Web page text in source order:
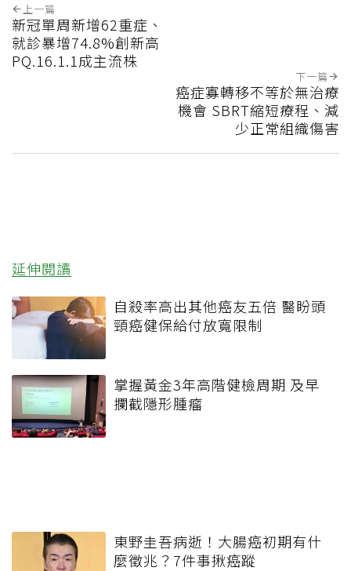
上一篇
新冠單周新增62重症、
就診暴增74.8%創新高
PQ.16.1.1成主流株
下一篇
癌症寡轉移不等於無治療
機會 SBRT縮短療程、減
少正常組織傷害
延伸閱讀
自殺率高出其他癌友五倍 醫盼頭
頸癌健保給付放寬限制
掌握黃金3年高階健檢周期 及早
攔截隱形腫瘤
東野圭吾病逝！大腸癌初期有什
麼徵兆？7件事揪癌蹤